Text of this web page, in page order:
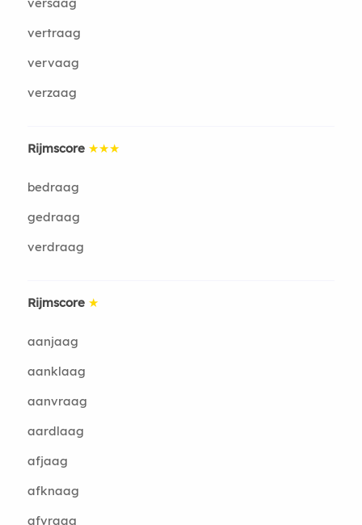
vertraag
vervaag
verzaag
Rijmscore ★★★
bedraag
gedraag
verdraag
Rijmscore ★
aanjaag
aanklaag
aanvraag
aardlaag
afjaag
afknaag
afvraag